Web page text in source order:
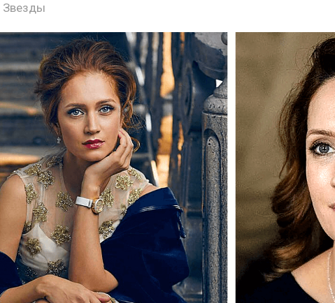
Звезды